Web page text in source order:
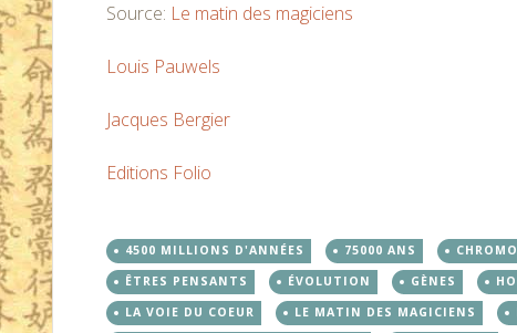
Source: Le matin des magiciens
Louis Pauwels
Jacques Bergier
Editions Folio
4500 MILLIONS D'ANNÉES 75000 ANS
ÊTRES PENSANTS
ÉVOLUTION GÈNES
LA VOIE DU COEUR
LE MATIN DES MAGICIENS